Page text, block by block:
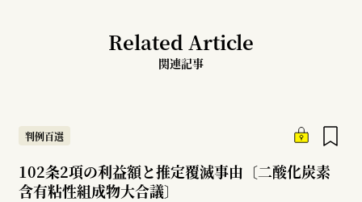
Related Article
関連記事
判例百選
102条2項の利益額と推定覆滅事由〔二酸化炭素
含有粘性組成物大合議〕